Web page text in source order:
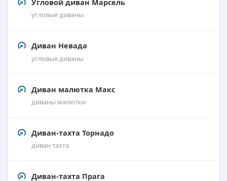
Угловой диван Марсель
угловые диваны
Диван Невада
угловые диваны
Диван малютка Макс
диваны малютки
Диван-тахта Торнадо
диван тахта
Диван-тахта Прага